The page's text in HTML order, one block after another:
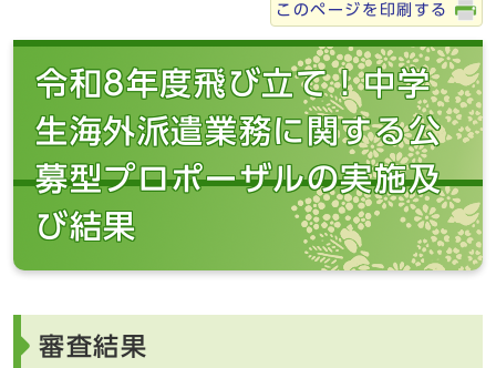
このページを印刷する
令和8年度飛び立て！中学
生海外派遣業務に関する公
募型プロポーザルの実施及
び結果
審査結果